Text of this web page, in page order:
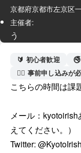
京都府京都市左京区
主催者:
う
🔰 初心者歓迎
🙋‍♀️ 事前申し込みが
こちらの時間は課
メール：kyotoirish
えてください。）
Twitter: